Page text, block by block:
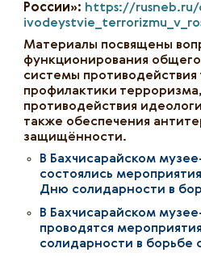
России»: https://
Материалы посвящены
функционирования
системы противодействия
профилактики
противодействия
также обеспечения
защищённости.
В Бахчисарайском
состоялись
Дню солидарности в
В Бахчисарайском
проводятся
солидарности в борьбе